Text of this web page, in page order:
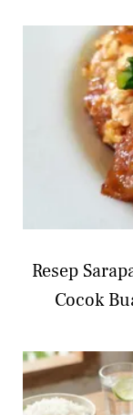
Resep
Cocok